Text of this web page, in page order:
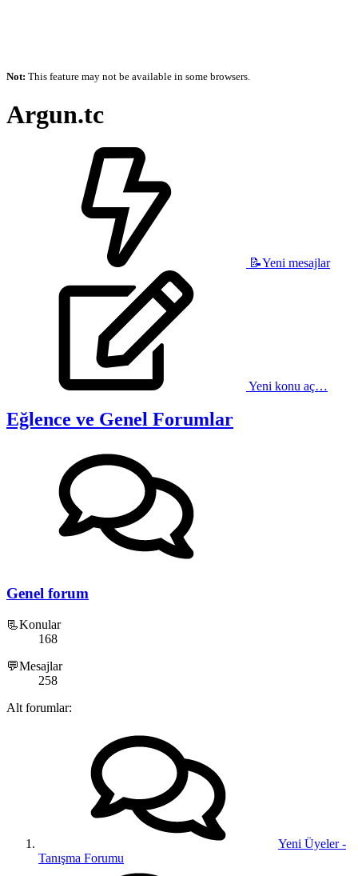
Not: This feature may not be available in some browsers.
Argun.tc
📝Yeni mesajlar
Yeni konu aç…
Eğlence ve Genel Forumlar
Genel forum
📃Konular
168
💬Mesajlar
258
Alt forumlar:
Yeni Üyeler -
Tanışma Forumu